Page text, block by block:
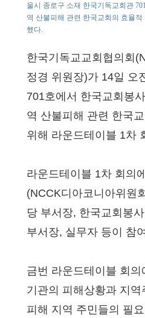
울시 종로구 소재 한국기독교회관
역 산불피해 관련 한국교회의 효율
했다.
한국기독교교회협의회
정경 위원장)가 14일 오
701호에서 한국교회봉
역 산불피해 관련 한국
위해 라운드테이블 1차
라운드테이블 1차 회의
(NCCK디아코니아위원
당 부서장, 한국교회봉
부서장, 실무자 등이 참
금번 라운드테이블 회
기관의 피해상황과 지
피해 지역 주민들의 필